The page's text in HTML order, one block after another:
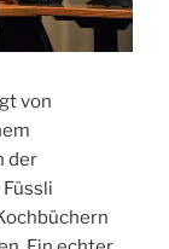
von
der